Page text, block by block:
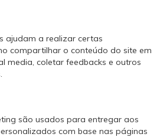
ajudam a realizar certas
compartilhar o conteúdo do site em
media, coletar feedbacks e outros
são usados para entregar aos
com base nas páginas